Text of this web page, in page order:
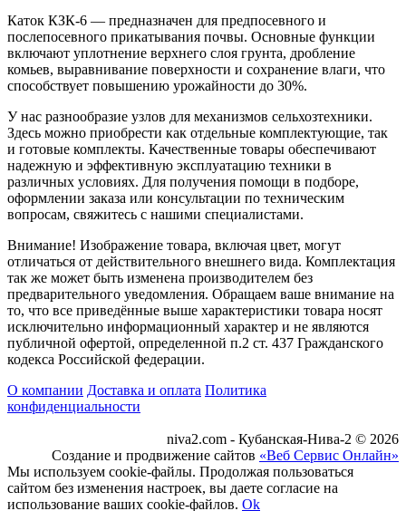
Каток КЗК-6 — предназначен для предпосевного и
послепосевного прикатывания почвы. Основные функции
включают уплотнение верхнего слоя грунта, дробление
комьев, выравнивание поверхности и сохранение влаги, что
способствует повышению урожайности до 30%.
У нас разнообразие узлов для механизмов сельхозтехники.
Здесь можно приобрести как отдельные комплектующие, так
и готовые комплекты. Качественные товары обеспечивают
надежную и эффективную эксплуатацию техники в
различных условиях. Для получения помощи в подборе,
оформлении заказа или консультации по техническим
вопросам, свяжитесь с нашими специалистами.
Внимание! Изображение товара, включая цвет, могут
отличаться от действительного внешнего вида. Комплектация
так же может быть изменена производителем без
предварительного уведомления. Обращаем ваше внимание на
то, что все приведённые выше характеристики товара носят
исключительно информационный характер и не являются
публичной офертой, определенной п.2 ст. 437 Гражданского
кодекса Российской федерации.
О компании Доставка и оплата Политика
конфиденциальности
niva2.com - Кубанская-Нива-2 © 2026
Создание и продвижение сайтов «Веб Сервис Онлайн»
Мы используем cookie-файлы. Продолжая пользоваться
сайтом без изменения настроек, вы даете согласие на
использование ваших cookie-файлов. Ok